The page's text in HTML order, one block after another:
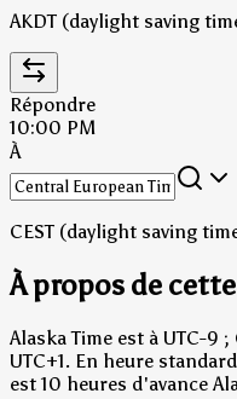
AKDT (daylight saving
Répondre
10:00 PM
À
CEST (daylight saving
À propos de
Alaska Time est à UTC-9
UTC+1. En heure
est 10 heures d'avance